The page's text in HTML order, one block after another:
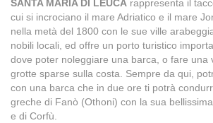
SANTA MARIA DI LEUCA rappresenta il
cui si incrociano il mare Adriatico e il mare
nella metà del 1800 con le sue ville
nobili locali, ed offre un porto turistico
dove poter noleggiare una barca, o fare una
grotte sparse sulla costa. Sempre da qui,
con una barca che in due ore ti potrà
greche di Fanò (Othoni) con la sua
e di Corfù.